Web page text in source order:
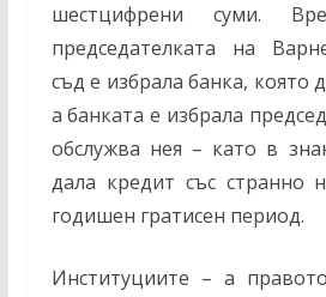
шестцифрени суми.
председателката на
съд е избрала банка, която
а банката е избрала
обслужва нея – като в
дала кредит със странно
годишен гратисен период.
Институциите – а